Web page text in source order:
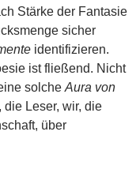
Stärke der Fantasie
sicher
identifizieren.
ist fließend. Nicht
solche Aura von
die Leser, wir, die
über